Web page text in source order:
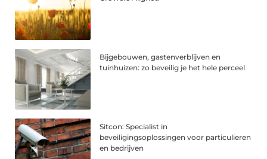
Bijgebouwen, gastenverblijven en
tuinhuizen: zo beveilig je het hele perceel
Sitcon: Specialist in
beveiligingsoplossingen voor particulieren
en bedrijven